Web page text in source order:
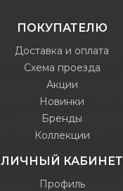
ПОКУПАТЕЛЮ
Доставка и оплата
Схема проезда
Акции
Новинки
Бренды
Коллекции
ЛИЧНЫЙ КАБИНЕТ
Профиль